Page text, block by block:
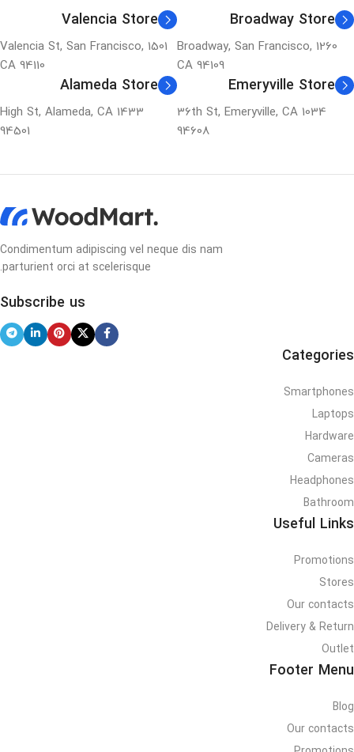
Broadway Store
1260 Broadway, San Francisco,
CA 94109
Valencia Store
1501 Valencia St, San Francisco,
CA 94110
Emeryville Store
1034 36th St, Emeryville, CA
94608
Alameda Store
1433 High St, Alameda, CA
94501
Condimentum adipiscing vel neque dis nam
parturient orci at scelerisque.
Subscribe us
Categories
Smartphones
Laptops
Hardware
Cameras
Headphones
Bathroom
Useful Links
Promotions
Stores
Our contacts
Delivery & Return
Outlet
Footer Menu
Blog
Our contacts